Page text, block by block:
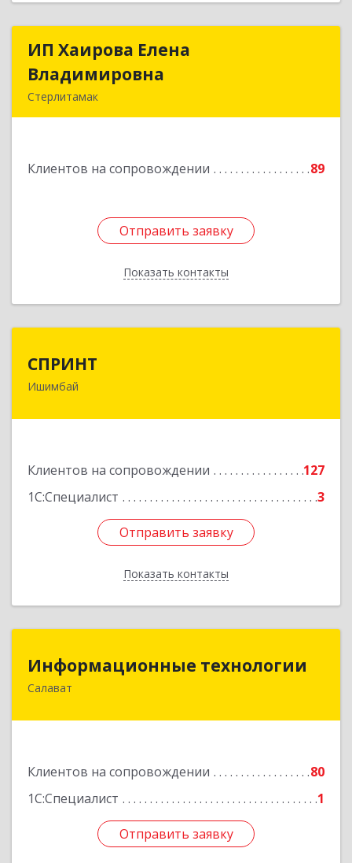
ИП Хаирова Елена
Владимировна
Стерлитамак
Клиентов на сопровождении 89
Отправить заявку
Показать контакты
ИП Хаирова Елена
Отправить заявку
Назад
СПРИНТ
Ишимбай
Клиентов на сопровождении
127
1С:Специалист
3
Отправить заявку
Показать контакты
453201, Башкортостан Респ, Ишимбайский р-н,
Отправить заявку
Назад
Информационные технологии
Салават
Клиентов на сопровождении
80
1С:Специалист
1
Отправить заявку
Информационные технологии
Отправить заявку